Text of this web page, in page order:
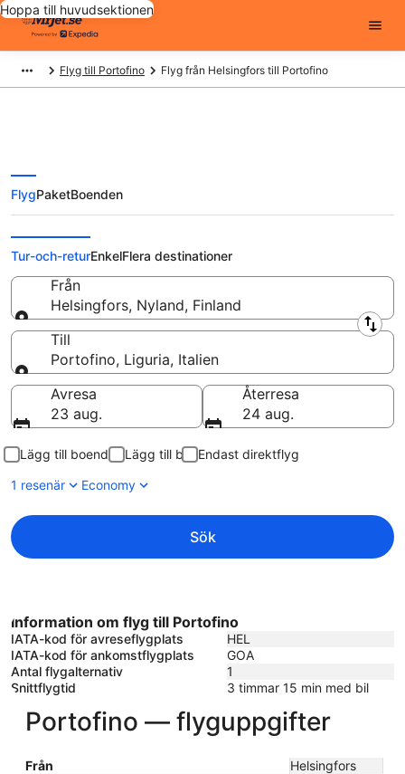
Hoppa till huvudsektionen
Flyg till Portofino Flyg från Helsingfors till Portofino
Flyg från Helsingfors till Portofino
från
FlygPaketBoenden
Tur-och-returEnkelFlera destinationer
Från
Helsingfors, Nyland, Finland
Från
Till
Portofino, Liguria, Italien
Till
Avresa
23 aug.
Återresa
24 aug.
Lägg till boende Lägg till bil
Endast direktflyg
1 resenär
Economy
Sök
Information om flyg till Portofino
IATA-kod för avreseflygplats
HEL
IATA-kod för ankomstflygplats
GOA
Antal flygalternativ
1
Snittflygtid
3 timmar 15 min med bil
Portofino — flyguppgifter
Från
Helsingfors